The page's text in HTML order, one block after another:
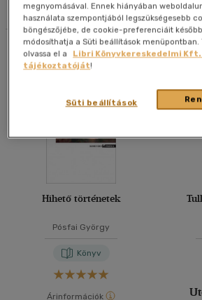
Szűrés20 db / oldal
40 db / oldal
Összesen3db
Hihető történetek
Pósfai György
Könyv
Árinformációk
megnyomásával. Ennek hiányában
használata szempontjából legszükségesebb
böngészőjébe, de cookie-preferenciáit
módosíthatja a Süti beállítások menüpontban.
olvassa el a
Libri Könyvkereskedelmi
tájékoztatóját!
Süti beállítások